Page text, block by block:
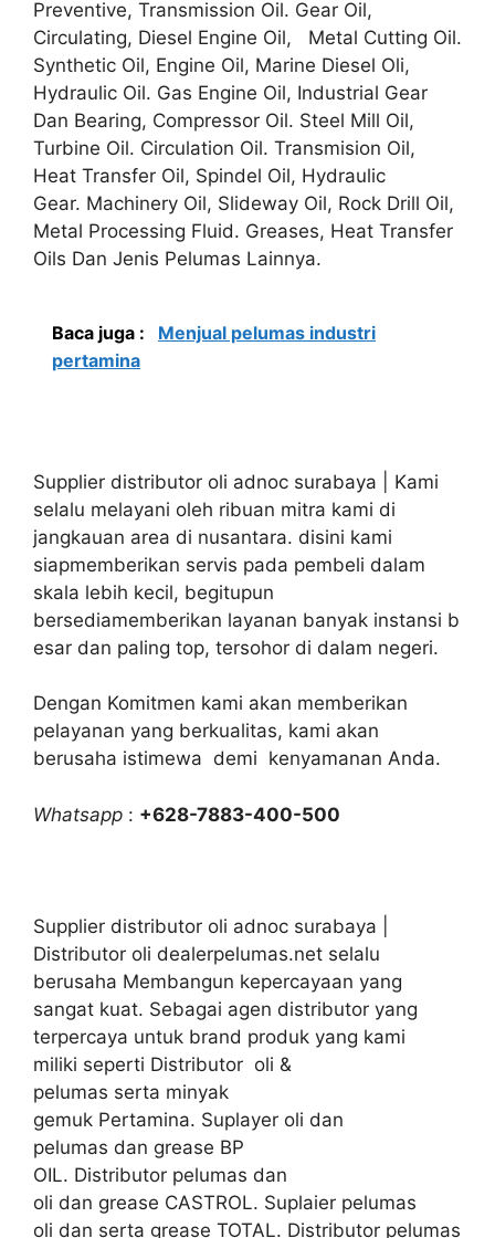
Preventive, Transmission Oil. Gear Oil,
Circulating, Diesel Engine Oil, Metal Cutting Oil.
Synthetic Oil, Engine Oil, Marine Diesel Oli,
Hydraulic Oil. Gas Engine Oil, Industrial Gear
Dan Bearing, Compressor Oil. Steel Mill Oil,
Turbine Oil. Circulation Oil. Transmision Oil,
Heat Transfer Oil, Spindel Oil, Hydraulic
Gear. Machinery Oil, Slideway Oil, Rock Drill Oil,
Metal Processing Fluid. Greases, Heat Transfer
Oils Dan Jenis Pelumas Lainnya.
Baca juga :
Menjual pelumas industri
pertamina
Supplier distributor oli adnoc surabaya | Kami
selalu melayani oleh ribuan mitra kami di
jangkauan area di nusantara. disini kami
siapmemberikan servis pada pembeli dalam
skala lebih kecil, begitupun
bersediamemberikan layanan banyak instansi b
esar dan paling top, tersohor di dalam negeri.
Dengan Komitmen kami akan memberikan
pelayanan yang berkualitas, kami akan
berusaha istimewa demi kenyamanan Anda.
Whatsapp : +628-7883-400-500
Supplier distributor oli adnoc surabaya |
Distributor oli dealerpelumas.net selalu
berusaha Membangun kepercayaan yang
sangat kuat. Sebagai agen distributor yang
terpercaya untuk brand produk yang kami
miliki seperti Distributor oli &
pelumas serta minyak
gemuk Pertamina. Suplayer oli dan
pelumas dan grease BP
OIL. Distributor pelumas dan
oli dan grease CASTROL. Suplaier pelumas
oli dan serta grease TOTAL. Distributor pelumas